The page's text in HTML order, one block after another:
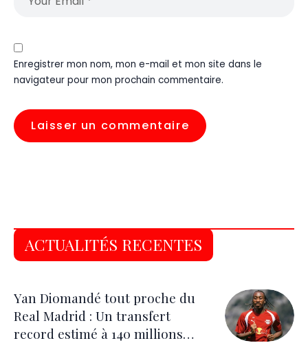
Enregistrer mon nom, mon e-mail et mon site dans le
navigateur pour mon prochain commentaire.
ACTUALITÉS RECENTES
Yan Diomandé tout proche du
Real Madrid : Un transfert
record estimé à 140 millions